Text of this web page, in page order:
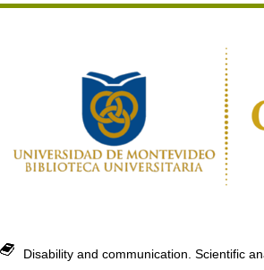
Disability and communication. Scientific